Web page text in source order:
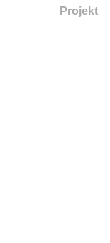
Projekt